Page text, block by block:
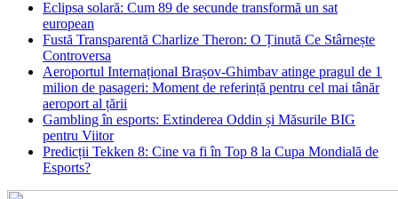
Eclipsa solară: Cum 89 de secunde transformă un sat
european
Fustă Transparentă Charlize Theron: O Ținută Ce Stârnește
Controversa
Aeroportul Internațional Brașov‑Ghimbav atinge pragul de 1
milion de pasageri: Moment de referință pentru cel mai tânăr
aeroport al țării
Gambling în esports: Extinderea Oddin și Măsurile BIG
pentru Viitor
Predicții Tekken 8: Cine va fi în Top 8 la Cupa Mondială de
Esports?